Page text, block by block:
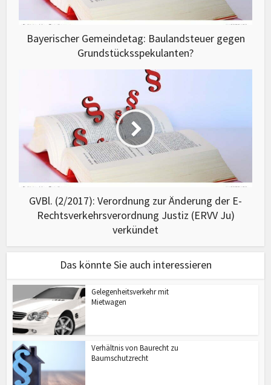
Bayerischer Gemeindetag: Baulandsteuer gegen
Grundstücksspekulanten?
GVBl. (2/2017): Verordnung zur Änderung der E-
Rechtsverkehrsverordnung Justiz (ERVV Ju)
verkündet
Das könnte Sie auch interessieren
Gelegenheitsverkehr mit
Mietwagen
Verhältnis von Baurecht zu
Baumschutzrecht